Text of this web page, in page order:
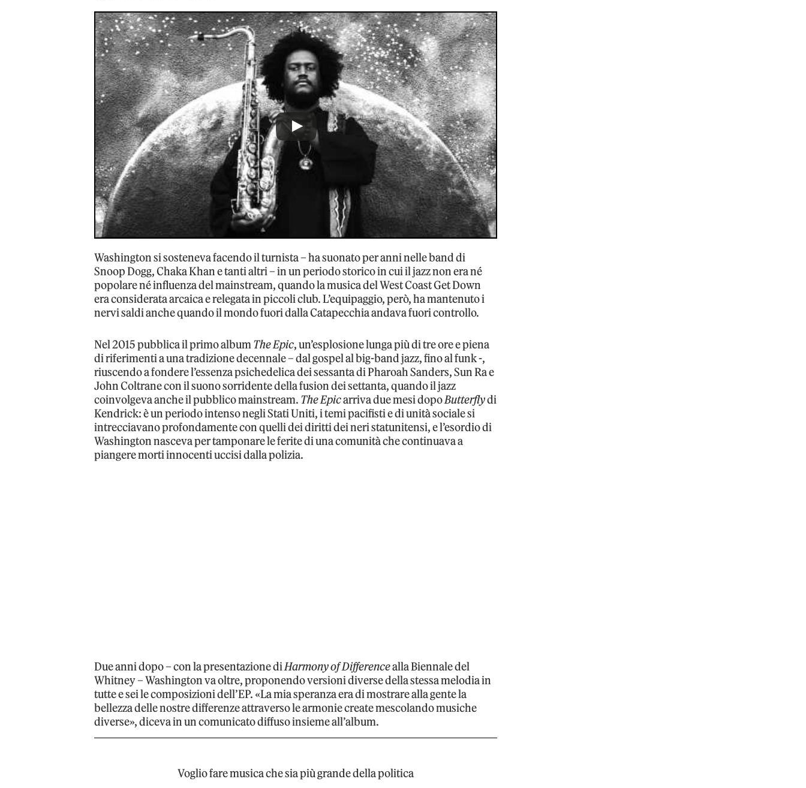
Washington si sosteneva facendo il turnista – ha suonato per anni nelle band di
Snoop Dogg, Chaka Khan e tanti altri – in un periodo storico in cui il jazz non era né
popolare né influenza del mainstream, quando la musica del West Coast Get Down
era considerata arcaica e relegata in piccoli club. L’equipaggio, però, ha mantenuto i
nervi saldi anche quando il mondo fuori dalla Catapecchia andava fuori controllo.
Nel 2015 pubblica il primo albumThe Epic, un’esplosione lunga più di tre ore e piena
di riferimenti a una tradizione decennale – dal gospel al big-band jazz, fino al funk -,
riuscendo a fondere l’essenza psichedelica dei sessanta di Pharoah Sanders, Sun Ra e
John Coltrane con il suono sorridente della fusion dei settanta, quando il jazz
coinvolgeva anche il pubblico mainstream. The Epicarriva due mesi dopoButterflydi
Kendrick: è un periodo intenso negli Stati Uniti, i temi pacifisti e di unità sociale si
intrecciavano profondamente con quelli dei diritti dei neri statunitensi, e l’esordio di
Washington nasceva per tamponare le ferite di una comunità che continuava a
piangere morti innocenti uccisi dalla polizia.
Due anni dopo – con la presentazione diHarmony of Differencealla Biennale del
Whitney – Washington va oltre, proponendo versioni diverse della stessa melodia in
tutte e sei le composizioni dell’EP. «La mia speranza era di mostrare alla gente la
bellezza delle nostre differenze attraverso le armonie create mescolando musiche
diverse», diceva in un comunicato diffuso insieme all’album.
Voglio fare musica che sia più grande della politica